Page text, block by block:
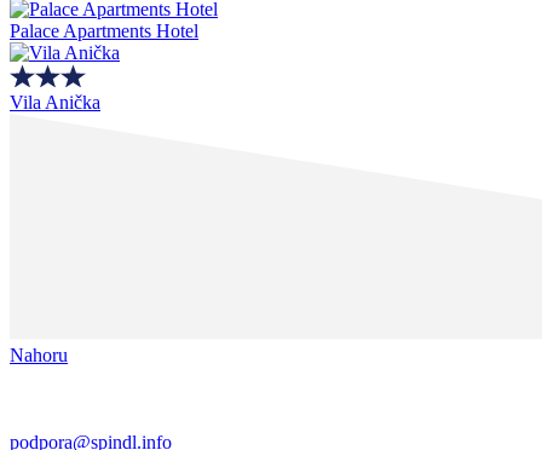
Palace Apartments Hotel
Vila Anička
Nahoru
podpora@spindl.info